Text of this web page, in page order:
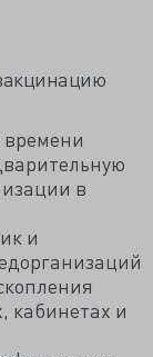
в
и
кабинетах и